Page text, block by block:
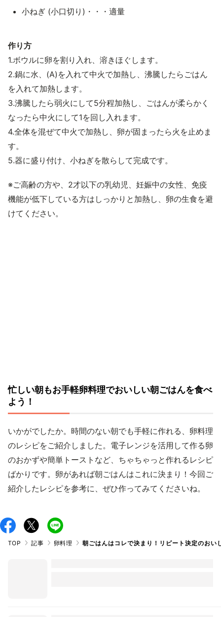
小ねぎ (小口切り)・・・適量
作り方
1.ボウルに卵を割り入れ、溶きほぐします。
2.鍋に水、(A)を入れて中火で加熱し、沸騰したらごはん
を入れて加熱します。
3.沸騰したら弱火にして5分程加熱し、ごはんが柔らかく
なったら中火にして1を回し入れます。
4.全体を混ぜて中火で加熱し、卵が固まったら火を止めま
す。
5.器に盛り付け、小ねぎを散らして完成です。
※ご高齢の方や、2才以下の乳幼児、妊娠中の女性、免疫
機能が低下している方はしっかりと加熱し、卵の生食を避
けてください。
忙しい朝もお手軽卵料理でおいしい朝ごはんを食べ
よう！
いかがでしたか。時間のない朝でも手軽に作れる、卵料理
のレシピをご紹介しました。電子レンジを活用して作る卵
のおかずや簡単トーストなど、ちゃちゃっと作れるレシピ
ばかりです。卵があれば朝ごはんはこれに決まり！今回ご
紹介したレシピを参考に、ぜひ作ってみてくださいね。
TOP 記事 卵料理 朝ごはんはコレで決まり！リピート決定のおい